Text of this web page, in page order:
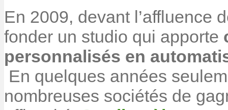
En 2009, devant l’affluence
fonder un studio qui apporte
personnalisés en
En quelques années
nombreuses sociétés de